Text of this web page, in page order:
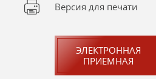
Версия для печати
ЭЛЕКТРОННАЯ
ПРИЕМНАЯ